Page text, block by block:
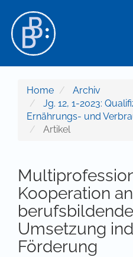
Hauptinhalt
Sidebar
Home
Archiv
Jg. 12, 1-2023:
Ernährungs- und
Artikel
Kooperation an
Umsetzung
Förderung